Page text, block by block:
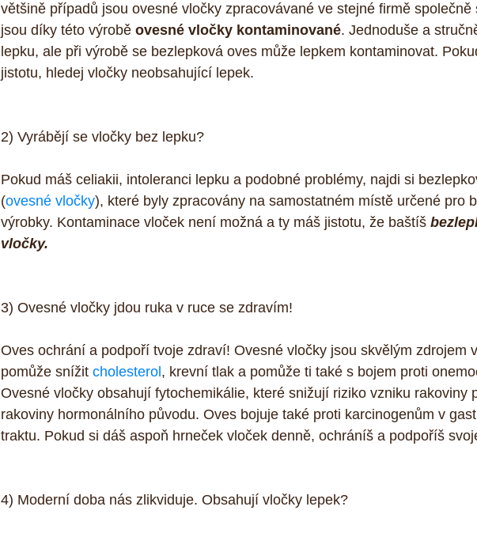
většině případů jsou ovesné vločky zpracovávané ve stejné firmě společně
jsou díky této výrobě ovesné vločky kontaminované. Jednoduše a
lepku, ale při výrobě se bezlepková oves může lepkem kontaminovat.
jistotu, hledej vločky neobsahující lepek.
2) Vyrábějí se vločky bez lepku?
Pokud máš celiakii, intoleranci lepku a podobné problémy, najdi si
(ovesné vločky), které byly zpracovány na samostatném místě určené pro
výrobky. Kontaminace vloček není možná a ty máš jistotu, že baštíš
vločky.
3) Ovesné vločky jdou ruka v ruce se zdravím!
Oves ochrání a podpoří tvoje zdraví! Ovesné vločky jsou skvělým zdrojem
pomůže snížit cholesterol , krevní tlak a pomůže ti také s bojem proti
Ovesné vločky obsahují fytochemikálie, které snižují riziko vzniku rakoviny
rakoviny hormonálního původu. Oves bojuje také proti karcinogenům v
traktu. Pokud si dáš aspoň hrneček vloček denně, ochráníš a podpoříš
4) Moderní doba nás zlikviduje. Obsahují vločky lepek?